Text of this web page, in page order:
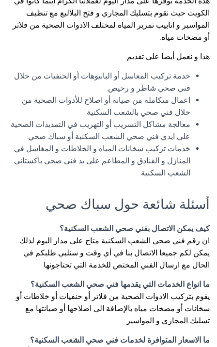
الكويت حيث نقوم بتسليك المجاري و فتح البلاليع مع تنظيف
المواسير و انابيب تمرير المياه لمختلف الادوات الصحية من فلاتر
أو مضخات مياه.
هذا و نعمل أيضا على تقديم:
خدمة تركيب المغاسل أو البانيوهات أو الحنفيات من خلال
فني صحي شاطر و رخيص.
اعمال متكاملة من صيانة أو اصلاح للأدوات الصحية من
خلال فني صحي بالشعب السكنية.
معالجة مشاكل التسريب أو التهريب في التمديدات الصحية
على ايدي فني صحي الشعب السكنية أو سباك صحي.
خدمات تركيب سخانات المياه و الخلاطات و المغاسل في
المنازل و الفنادق و المطاعم على يد فني صحي باكستاني
الشعب السكنية.
أسئلة شائعة حول سباك صحي
كيف يمكن الاتصال بفني صحي الشعب السكنية؟
ان رقم فني صحي الشعب السكنية متاح على مدار اليوم لذلك
يمكن لكم جميعا الاتصال بنا في أي وقت و سنلبي طلبكم في
الحال مع ارسال الفني المختص للخدمة التي تحتاجونها.
ما انواع الخدمات التي يقدمها فني صحي الشعب السكنية؟
يقوم بتركيب الادوات الصحية من فلاتر أو حنفيات أو خلاطات أو
سخانات أو مضخات مياه بالإضافة الى اصلاحها أو صيانتها مع
تسليك المجاري و المواسير.
ما الاسعار المتوافرة لخدمات فني صحي الشعب السكنية؟